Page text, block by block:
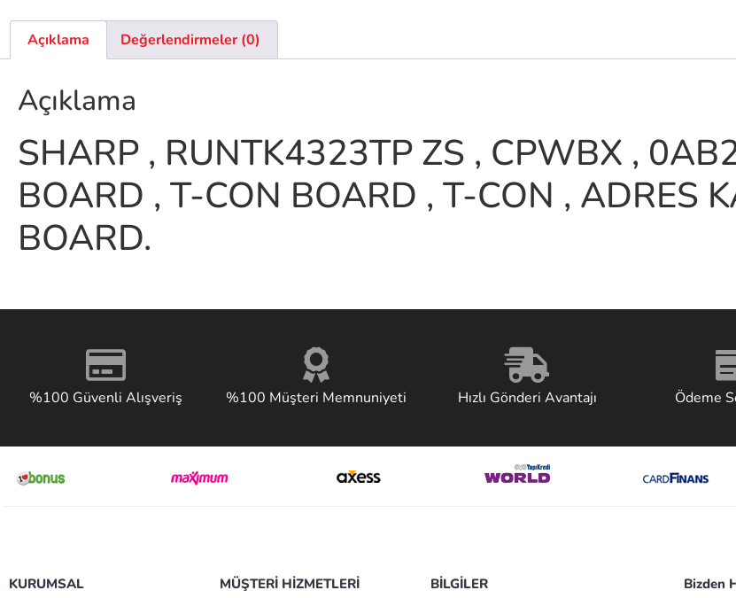
Açıklama Değerlendirmeler (0)
Açıklama
SHARP , RUNTK4323TP ZS , CPWBX ,
BOARD , T-CON BOARD , T-CON , ADRES
BOARD.
%100 Güvenli Alışveriş %100 Müşteri Memnuniyeti Hızlı Gönderi Avantajı Ödeme
KURUMSAL MÜŞTERİ HİZMETLERİ BİLGİLER Bizden